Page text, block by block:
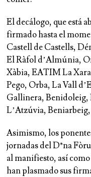
El decálogo, que está
firmado hasta el
Castell de Castells,
El Ràfol d’Almúnia,
Xàbia, EATIM La
Pego, Orba, La Vall
Gallinera, Benidoleig,
L’Atzúvia, Beniarbeig,
Asimismo, los
jornadas del D*na
al manifiesto, así
han plasmado sus